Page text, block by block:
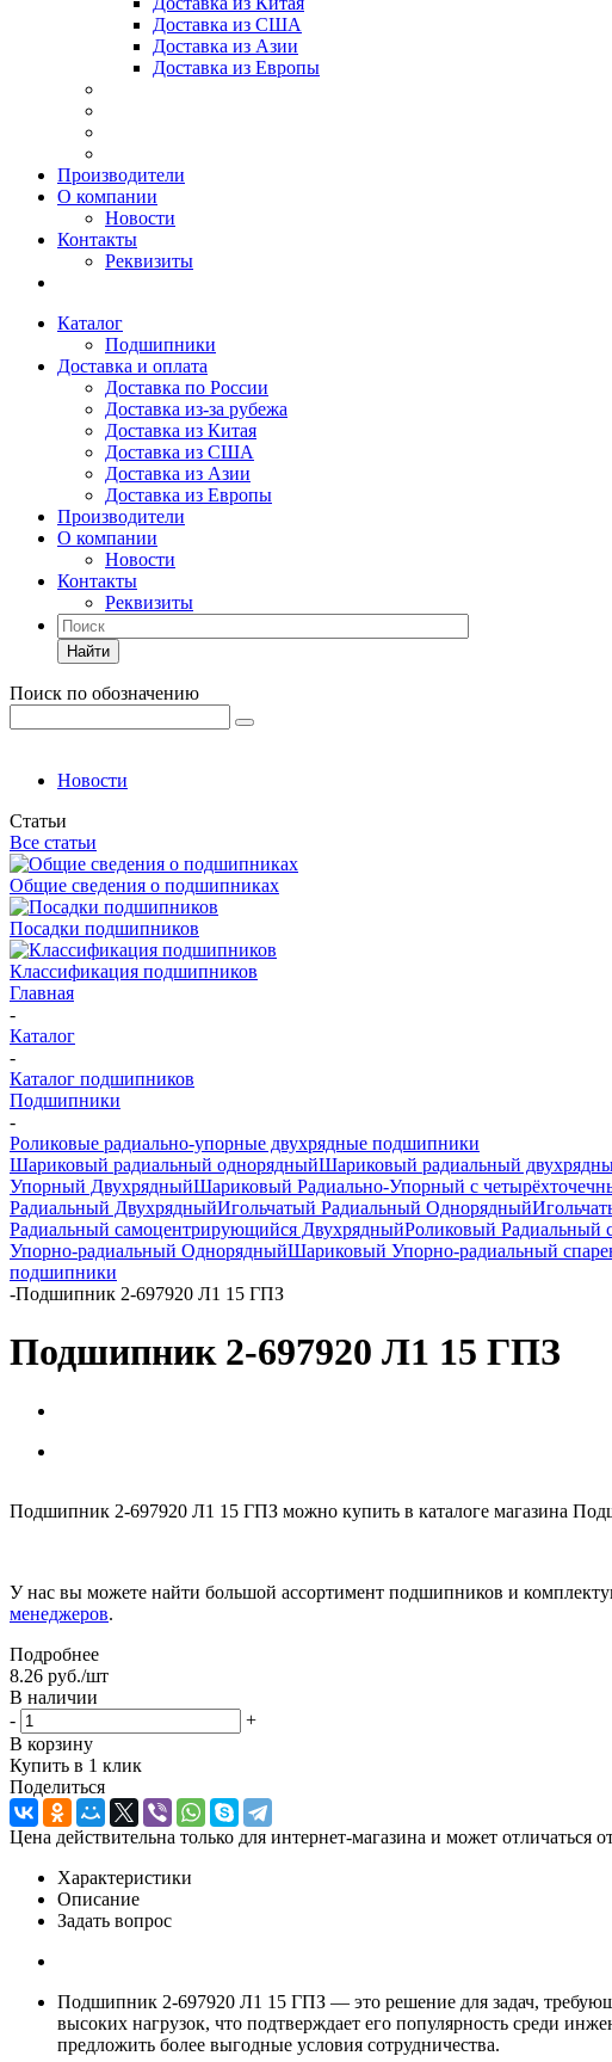
Доставка из США
Доставка из Азии
Доставка из Европы
Производители
О компании
Новости
Контакты
Реквизиты
Каталог
Подшипники
Доставка и оплата
Доставка по России
Доставка из-за рубежа
Доставка из Китая
Доставка из США
Доставка из Азии
Доставка из Европы
Производители
О компании
Новости
Контакты
Реквизиты
Найти
Поиск по обозначению
Новости
Статьи
Все статьи
Общие сведения о подшипниках
Посадки подшипников
Классификация подшипников
Главная
-
Каталог
-
Каталог подшипников
Подшипники
-
Роликовые радиально-упорные двухрядные подшипники
Шариковый радиальный однорядныйШариковый радиальный
Упорный ДвухрядныйШариковый Радиально-Упорный с
Радиальный ДвухрядныйИгольчатый Радиальный Однорядный
Радиальный самоцентрирующийся ДвухрядныйРоликовый Радиальный
Упорно-радиальный ОднорядныйШариковый Упорно-радиальный
подшипники
-Подшипник 2-697920 Л1 15 ГПЗ
Подшипник 2-697920 Л1 15 ГПЗ
Подшипник 2-697920 Л1 15 ГПЗ можно купить в каталоге магазина
У нас вы можете найти большой ассортимент подшипников и
менеджеров.
Подробнее
8.26 руб./шт
В наличии
-
+
В корзину
Купить в 1 клик
Поделиться
Цена действительна только для интернет-магазина и может отличаться
Характеристики
Описание
Задать вопрос
Подшипник 2-697920 Л1 15 ГПЗ — это решение для задач,
высоких нагрузок, что подтверждает его популярность среди
предложить более выгодные условия сотрудничества.